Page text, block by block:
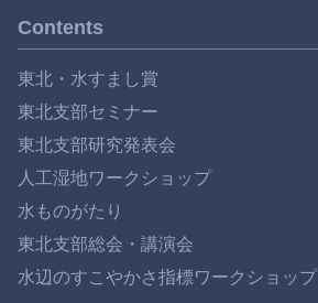
Contents
東北・水すまし賞
東北支部セミナー
東北支部研究発表会
人工湿地ワークショップ
水ものがたり
東北支部総会・講演会
水辺のすこやかさ指標ワークショップ